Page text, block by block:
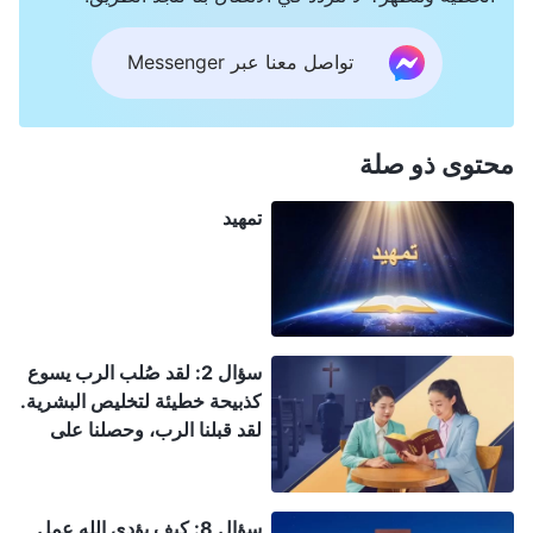
تواصل معنا عبر Messenger
محتوى ذو صلة
تمهيد
سؤال 2: لقد صُلب الرب يسوع
كذبيحة خطيئة لتخليص البشرية.
لقد قبلنا الرب، وحصلنا على
القدير للدينونة والتطهير في